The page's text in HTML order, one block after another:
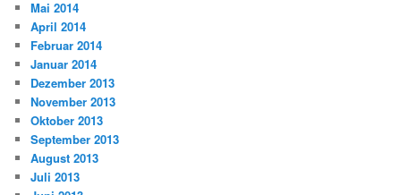
Mai 2014
April 2014
Februar 2014
Januar 2014
Dezember 2013
November 2013
Oktober 2013
September 2013
August 2013
Juli 2013